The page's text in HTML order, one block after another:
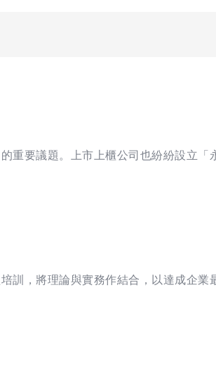
重要議題。上市上櫃公司也紛紛設立「
訓，將理論與實務作結合，以達成企業